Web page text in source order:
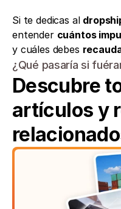
Si te dedicas al
entender cuántos
y cuáles debes
¿Qué pasaría si
Descubre
artículos y